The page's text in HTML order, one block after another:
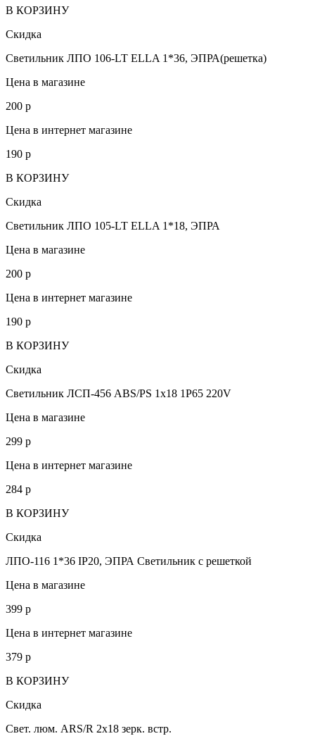
В КОРЗИНУ
Скидка
Светильник ЛПО 106-LT ELLA 1*36, ЭПРА(решетка)
Цена в магазине
200 p
Цена в интернет магазине
190 p
В КОРЗИНУ
Скидка
Светильник ЛПО 105-LT ELLA 1*18, ЭПРА
Цена в магазине
200 p
Цена в интернет магазине
190 p
В КОРЗИНУ
Скидка
Светильник ЛСП-456 ABS/PS 1х18 1Р65 220V
Цена в магазине
299 p
Цена в интернет магазине
284 p
В КОРЗИНУ
Скидка
ЛПО-116 1*36 IP20, ЭПРА Светильник с решеткой
Цена в магазине
399 p
Цена в интернет магазине
379 p
В КОРЗИНУ
Скидка
Свет. люм. ARS/R 2х18 зерк. встр.